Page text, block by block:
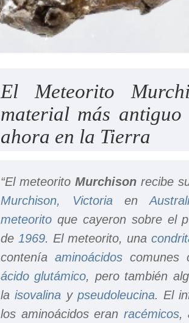
El Meteorito
material más antiguo
ahora en la Tierra
“El meteorito Murchisonrecibe
Murchison, Victoriaen
meteorito que cayeron sobre el
de 1969. El meteorito, una
contenía aminoácidoscomunes
ácido glutámico, pero también
laisovalina y pseudoleucina. El
los aminoácidos eran racémicos,